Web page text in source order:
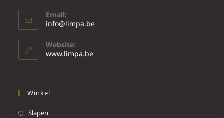
Email:
info@limpa.be
Website:
www.limpa.be
Winkel
Slapen